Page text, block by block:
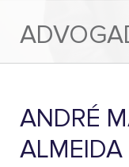
ANDRÉ